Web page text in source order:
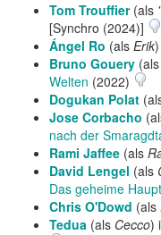
Tom Trouffier(als
[Synchro (2024)]
Ángel Ro (als Erik
Bruno Gouery (als
Welten (2022)
Dogukan Polat
Jose Corbacho
nach der
Rami Jaffee (als
David Lengel (als
Das geheime
Chris O'Dowd (als
Tedua (als Cecco)